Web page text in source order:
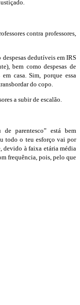
contra professores,
dedutíveis em IRS
bem como despesas de
casa. Sim, porque essa
do copo.
a subir de escalão.
parentesco” está bem
todo o teu esforço vai por
devido à faixa etária média
frequência, pois, pelo que